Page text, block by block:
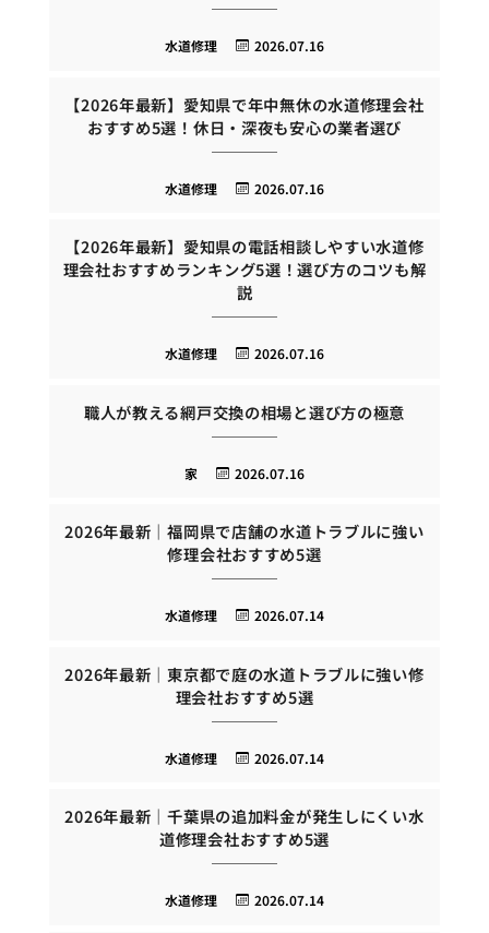
2026.07.16
水道修理
【2026年最新】愛知県で年中無休の水道修理会社
おすすめ5選！休日・深夜も安心の業者選び
2026.07.16
水道修理
【2026年最新】愛知県の電話相談しやすい水道修
理会社おすすめランキング5選！選び方のコツも解
説
2026.07.16
水道修理
職人が教える網戸交換の相場と選び方の極意
2026.07.16
家
2026年最新｜福岡県で店舗の水道トラブルに強い
修理会社おすすめ5選
2026.07.14
水道修理
2026年最新｜東京都で庭の水道トラブルに強い修
理会社おすすめ5選
2026.07.14
水道修理
2026年最新｜千葉県の追加料金が発生しにくい水
道修理会社おすすめ5選
2026.07.14
水道修理